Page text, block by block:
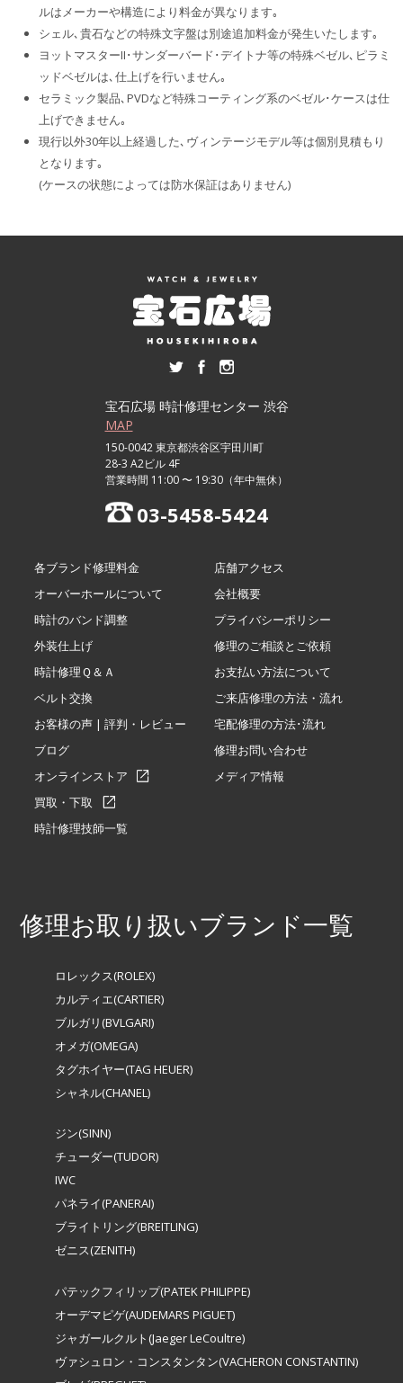
ルはメーカーや構造により料金が異なります｡
シェル､貴石などの特殊文字盤は別途追加料金が発生いたします｡
ヨットマスターII･サンダーバード･デイトナ等の特殊ベゼル､ピラミ
ッドベゼルは､仕上げを行いません｡
セラミック製品､PVDなど特殊コーティング系のベゼル･ケースは仕
上げできません｡
現行以外30年以上経過した､ヴィンテージモデル等は個別見積もり
となります｡
(ケースの状態によっては防水保証はありません)
宝石広場 時計修理センター 渋谷
MAP
150-0042 東京都渋谷区宇田川町
28-3 A2ビル 4F
営業時間 11:00 〜 19:30（年中無休）
03-5458-5424
各ブランド修理料金
オーバーホールについて
時計のバンド調整
外装仕上げ
時計修理Ｑ＆Ａ
ベルト交換
お客様の声 | 評判・レビュー
ブログ
オンラインストア
買取・下取
時計修理技師一覧
店舗アクセス
会社概要
プライバシーポリシー
修理のご相談とご依頼
お支払い方法について
ご来店修理の方法・流れ
宅配修理の方法･流れ
修理お問い合わせ
メディア情報
修理お取り扱いブランド一覧
ロレックス(ROLEX)
カルティエ(CARTIER)
ブルガリ(BVLGARI)
オメガ(OMEGA)
タグホイヤー(TAG HEUER)
シャネル(CHANEL)
ジン(SINN)
チューダー(TUDOR)
IWC
パネライ(PANERAI)
ブライトリング(BREITLING)
ゼニス(ZENITH)
パテックフィリップ(PATEK PHILIPPE)
オーデマピゲ(AUDEMARS PIGUET)
ジャガールクルト(Jaeger LeCoultre)
ヴァシュロン・コンスタンタン(VACHERON CONSTANTIN)